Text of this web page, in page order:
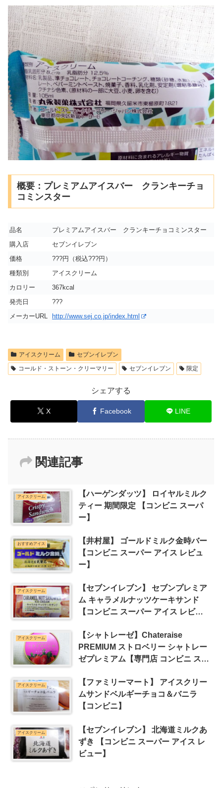
概要：プレミアムアイスバー クランキーチョ
コミンスター
品名
プレミアムアイスバー クランキーチョコミンスター
購入店
セブンイレブン
価格
???円（税込???円）
種類別
アイスクリーム
カロリー
367kcal
発売日
???
メーカーURL
http://www.sej.co.jp/index.html
アイスクリーム
セブンイレブン
コールド・ストーン・クリーマリー
セブンイレブン 限定
シェアする
X Facebook LINE
関連記事
アイスクリーム
【ハーゲンダッツ】 ロイヤルミルク
ティー 期間限定 【コンビニ スーパ
ー】
おすすめアイス
【井村屋】 ゴールドミルク金時バー
【コンビニ スーパー アイス レビュ
ー】
アイスクリーム
【セブンイレブン】 セブンプレミア
ム キャラメルナッツケーキサンド
【コンビニ スーパー アイス レビュ
アイスクリーム
【シャトレーゼ】Chateraise
PREMIUM ストロベリー シャトレー
ゼプレミアム【専門店 コンビニ スー
アイスクリーム
【ファミリーマート】 アイスクリー
ムサンドベルギーチョコ＆バニラ
【コンビニ】
アイスクリーム
【セブンイレブン】 北海道ミルクあ
ずき 【コンビニ スーパー アイス レ
ビュー】